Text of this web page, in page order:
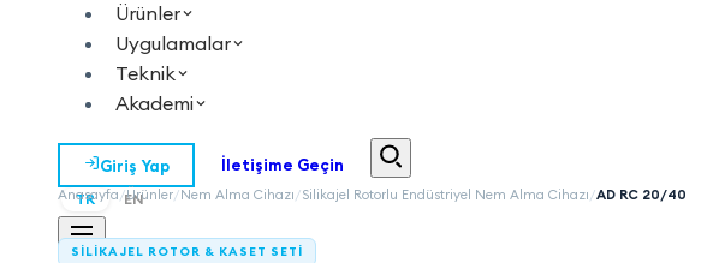
Ürünler
Uygulamalar
Teknik
Akademi
Giriş Yap İletişime Geçin
TR EN
Anasayfa/Ürünler/Nem Alma Cihazı/Silikajel Rotorlu Endüstriyel Nem Alma Cihazı/AD RC 20/40
SILIKAJEL ROTOR & KASET SETI